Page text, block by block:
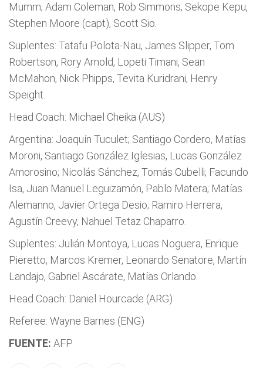
Mumm; Adam Coleman, Rob Simmons; Sekope Kepu,
Stephen Moore (capt), Scott Sio.
Suplentes: Tatafu Polota-Nau, James Slipper, Tom
Robertson, Rory Arnold, Lopeti Timani, Sean
McMahon, Nick Phipps, Tevita Kuridrani, Henry
Speight.
Head Coach: Michael Cheika (AUS)
Argentina: Joaquín Tuculet; Santiago Cordero, Matías
Moroni, Santiago González Iglesias, Lucas González
Amorosino; Nicolás Sánchez, Tomás Cubelli; Facundo
Isa, Juan Manuel Leguizamón, Pablo Matera; Matías
Alemanno, Javier Ortega Desio; Ramiro Herrera,
Agustín Creevy, Nahuel Tetaz Chaparro.
Suplentes: Julián Montoya, Lucas Noguera, Enrique
Pieretto, Marcos Kremer, Leonardo Senatore, Martín
Landajo, Gabriel Ascárate, Matías Orlando.
Head Coach: Daniel Hourcade (ARG)
Referee: Wayne Barnes (ENG)
FUENTE: AFP